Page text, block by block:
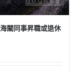
關同事昇職或退休